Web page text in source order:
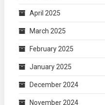
April 2025
March 2025
February 2025
January 2025
December 2024
November 2024